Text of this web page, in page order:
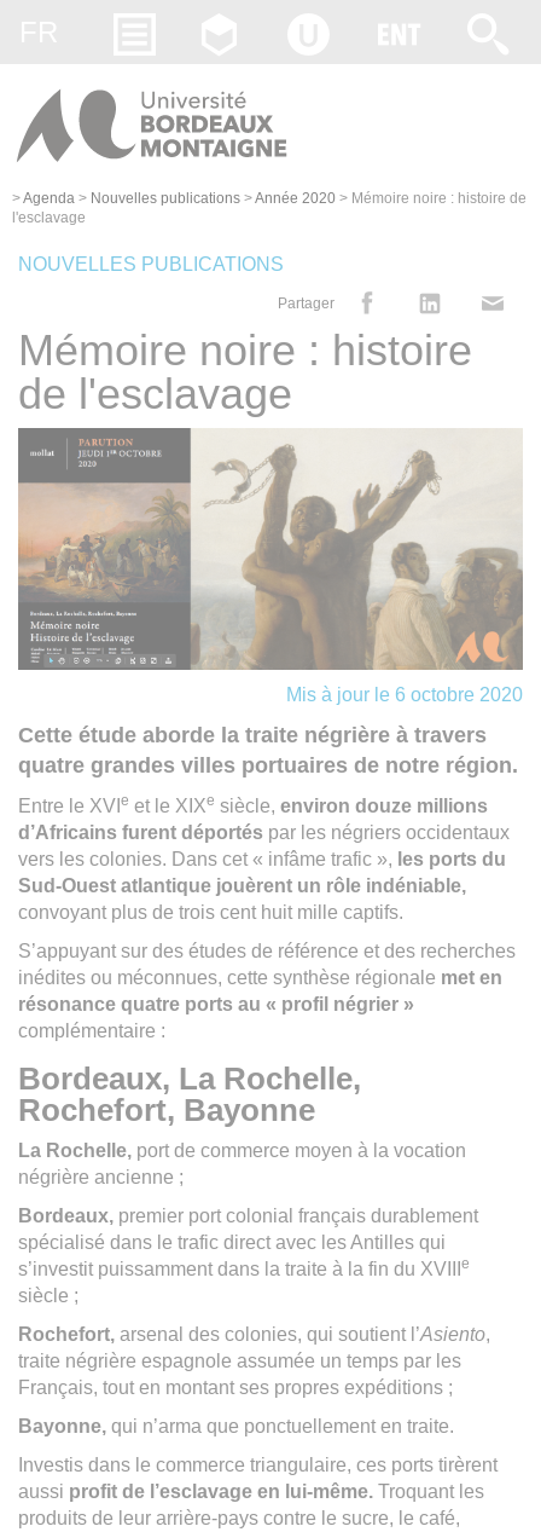
>Agenda > Nouvelles publications >Année 2020 > Mémoire noire : histoire de
l'esclavage
NOUVELLES PUBLICATIONS
Partager
Mémoire noire : histoire
de l'esclavage
Mis à jour le 6 octobre 2020
Cette étude aborde la traite négrière à travers
quatre grandes villes portuaires de notre région.
Entre le XVI e et le XIXe siècle, environ douze millions
d’Africains furent déportés par les négriers occidentaux
vers les colonies. Dans cet « infâme trafic », les ports du
Sud-Ouest atlantique jouèrent un rôle indéniable,
convoyant plus de trois cent huit mille captifs.
S’appuyant sur des études de référence et des recherches
inédites ou méconnues, cette synthèse régionale met en
résonance quatre ports au « profil négrier »
complémentaire :
Bordeaux, La Rochelle,
Rochefort, Bayonne
La Rochelle, port de commerce moyen à la vocation
négrière ancienne ;
Bordeaux, premier port colonial français durablement
spécialisé dans le trafic direct avec les Antilles qui
s’investit puissamment dans la traite à la fin du XVIII
e
siècle ;
Rochefort, arsenal des colonies, qui soutient l’Asiento,
traite négrière espagnole assumée un temps par les
Français, tout en montant ses propres expéditions ;
Bayonne, qui n’arma que ponctuellement en traite.
Investis dans le commerce triangulaire, ces ports tirèrent
aussi profit de l’esclavage en lui-même. Troquant les
produits de leur arrière-pays contre le sucre, le café,